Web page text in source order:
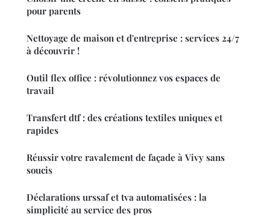
pour parents
Nettoyage de maison et d'entreprise : services 24/7
à découvrir !
Outil flex office : révolutionnez vos espaces de
travail
Transfert dtf : des créations textiles uniques et
rapides
Réussir votre ravalement de façade à Vivy sans
soucis
Déclarations urssaf et tva automatisées : la
simplicité au service des pros